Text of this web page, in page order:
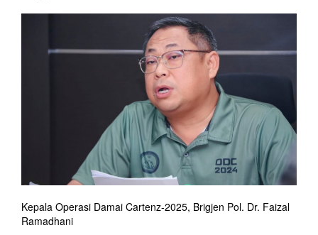
Kepala Operasi Damai Cartenz-2025, Brigjen Pol. Dr. Faizal
Ramadhani